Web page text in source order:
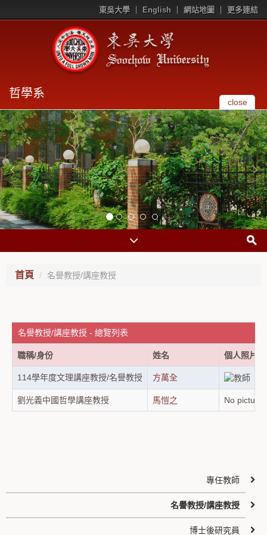
東吳大學 English 網站地圖 更多連結
哲學系
close
首頁 名譽教授/講座教授
名譽教授/講座教授 - 總覽列表
職稱/身份 姓名 個人照片
114學年度文理講座教授/名譽教授 方萬全
劉光義中國哲學講座教授 馬愷之 No picture
專任教師
名譽教授/講座教授
博士後研究員